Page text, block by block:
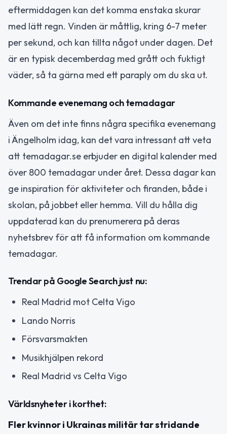
eftermiddagen kan det komma enstaka skurar
med lätt regn. Vinden är måttlig, kring 6-7 meter
per sekund, och kan tillta något under dagen. Det
är en typisk decemberdag med grått och fuktigt
väder, så ta gärna med ett paraply om du ska ut.
Kommande evenemang och temadagar
Även om det inte finns några specifika evenemang
i Ängelholm idag, kan det vara intressant att veta
att temadagar.se erbjuder en digital kalender med
över 800 temadagar under året. Dessa dagar kan
ge inspiration för aktiviteter och firanden, både i
skolan, på jobbet eller hemma. Vill du hålla dig
uppdaterad kan du prenumerera på deras
nyhetsbrev för att få information om kommande
temadagar.
Trendar på Google Search just nu:
Real Madrid mot Celta Vigo
Lando Norris
Försvarsmakten
Musikhjälpen rekord
Real Madrid vs Celta Vigo
Världsnyheter i korthet:
Fler kvinnor i Ukrainas militär tar stridande